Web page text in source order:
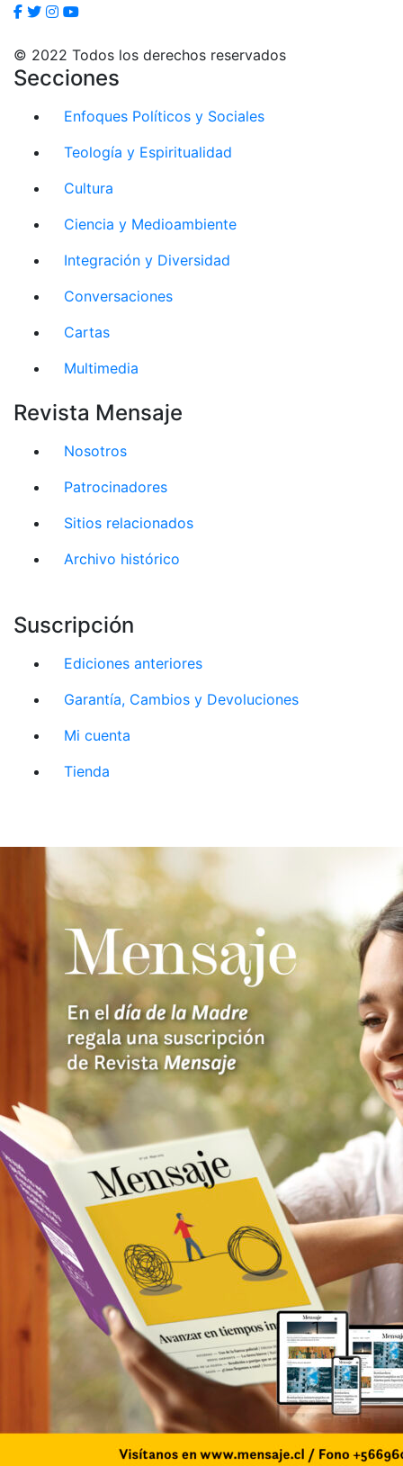
© 2022 Todos los derechos reservados
Secciones
Enfoques Políticos y Sociales
Teología y Espiritualidad
Cultura
Ciencia y Medioambiente
Integración y Diversidad
Conversaciones
Cartas
Multimedia
Revista Mensaje
Nosotros
Patrocinadores
Sitios relacionados
Archivo histórico
Suscripción
Ediciones anteriores
Garantía, Cambios y Devoluciones
Mi cuenta
Tienda